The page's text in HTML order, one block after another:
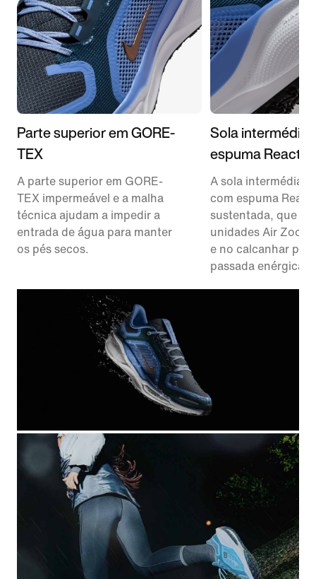
Parte superior em GORE-
TEX
A parte superior em GORE-
TEX impermeável e a malha
técnica ajudam a impedir a
entrada de água para manter
os pés secos.
Sola intermédia
espuma ReactX
A sola intermédia é
com espuma
sustentada, que
unidades Air Zoom
e no calcanhar
passada enérgica.